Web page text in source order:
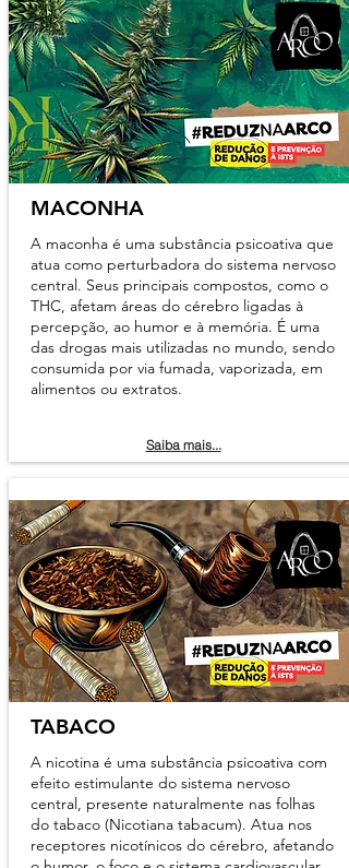
MACONHA
A maconha é uma substância psicoativa que
atua como perturbadora do sistema nervoso
central. Seus principais compostos, como o
THC, afetam áreas do cérebro ligadas à
percepção, ao humor e à memória. É uma
das drogas mais utilizadas no mundo, sendo
consumida por via fumada, vaporizada, em
alimentos ou extratos.
Saiba mais...
TABACO
A nicotina é uma substância psicoativa com
efeito estimulante do sistema nervoso
central, presente naturalmente nas folhas
do tabaco (Nicotiana tabacum). Atua nos
receptores nicotínicos do cérebro, afetando